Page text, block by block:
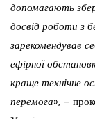
допомагають
досвід роботи з
зарекомендував
ефірної
краще технічне
перемога», –